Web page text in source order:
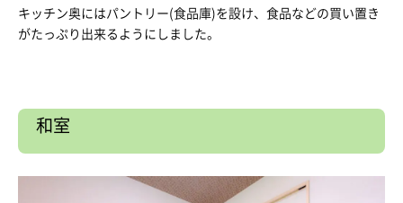
キッチン奥にはパントリー(食品庫)を設け、食品などの買い置き
がたっぷり出来るようにしました。
和室